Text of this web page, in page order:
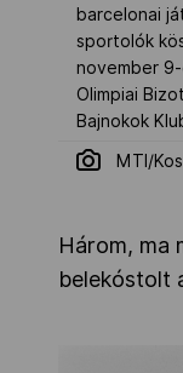
barcelonai
sportolók
november
Olimpiai
Bajnokok
MTI/
Három, ma
belekóstolt